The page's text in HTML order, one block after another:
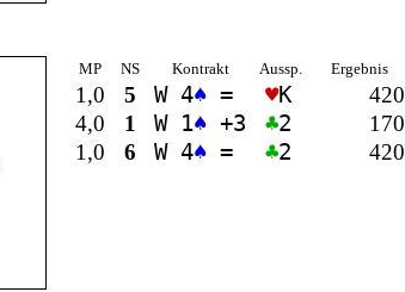
MP NS Kontrakt Aussp. Ergebnis
1,0 5 W 4♠ = ♥K 420
4,0
1 W 1♠ +3 ♣2 170
1,0
6 W 4♠ = ♣2 420